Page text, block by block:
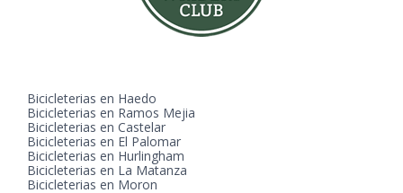
Bicicleterias en Haedo
Bicicleterias en Ramos Mejia
Bicicleterias en Castelar
Bicicleterias en El Palomar
Bicicleterias en Hurlingham
Bicicleterias en La Matanza
Bicicleterias en Moron